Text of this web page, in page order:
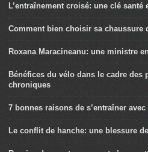
L’entraînement croisé: une clé santé
Comment bien choisir sa chaussure
Roxana Maracineanu: une ministre
Bénéfices du vélo dans le cadre
chroniques
7 bonnes raisons de s’entraîner
Le conflit de hanche: une blessure